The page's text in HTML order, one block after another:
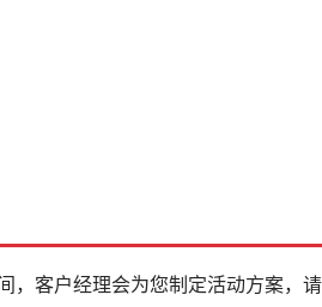
，客户经理会为您制定活动方案，